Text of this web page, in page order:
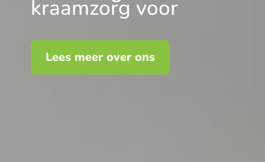
kraamzorg voor
Lees meer over ons